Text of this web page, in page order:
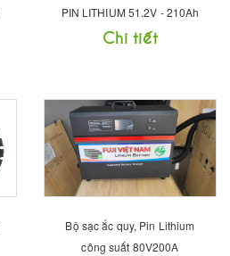
PIN LITHIUM 51.2V - 210Ah
Chi tiết
Bộ sạc ắc quy, Pin Lithium
công suất 80V200A